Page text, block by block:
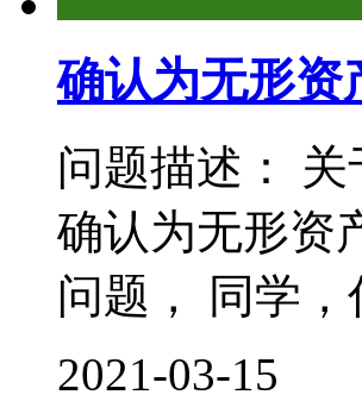
确认为无形资
问题描述：
确认为无形资
问题， 同学
2021-03-15